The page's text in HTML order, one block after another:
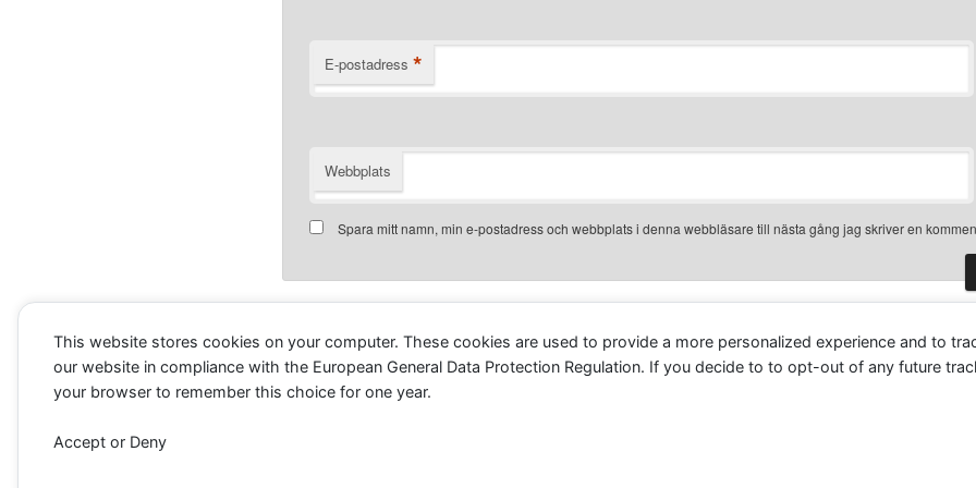
E-postadress *
Webbplats
Spara mitt namn, min e-postadress och webbplats i denna webbläsare till nästa gång jag skriver en
kommentarsdata bearbetas.
This website stores cookies on your computer. These cookies are used to provide a more personalized experience and to
our website in compliance with the European General Data Protection Regulation. If you decide to to opt-out of any future
your browser to remember this choice for one year.
Accept or Deny